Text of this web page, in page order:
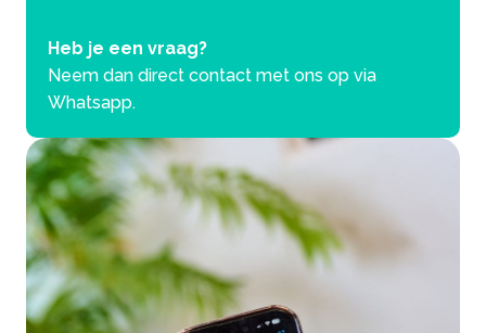
Heb je een vraag?
Neem dan direct contact met ons op via
Whatsapp.